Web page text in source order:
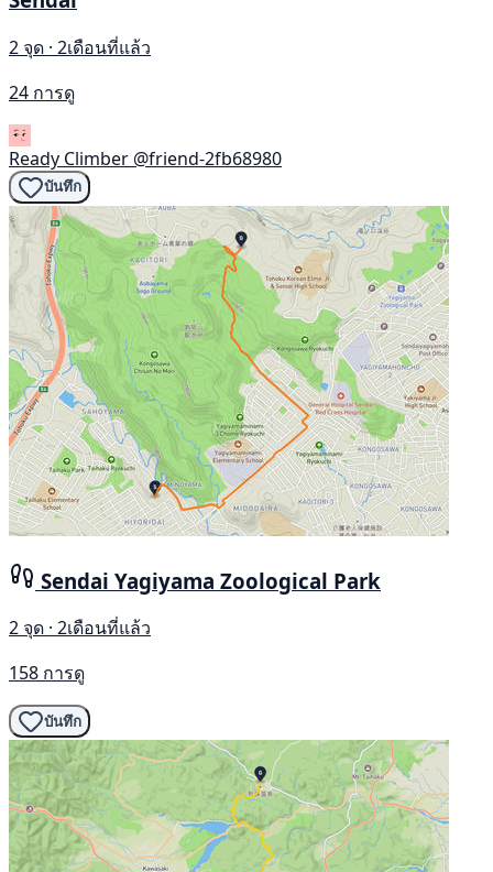
2 จุด · 2เดือนที่แล้ว
24 การดู
Ready Climber @friend-2fb68980
บันทึก
Sendai Yagiyama Zoological Park
2 จุด · 2เดือนที่แล้ว
158 การดู
บันทึก